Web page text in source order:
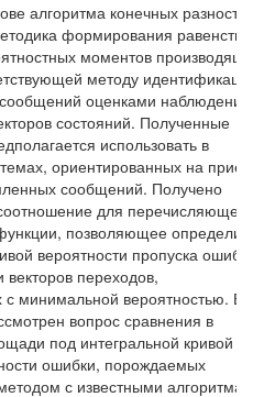
алгоритма конечных
формирования равенства
моментов
методу
оценками наблюдения
состояний. Полученные
использовать в
ориентированных на
сообщений. Получено
для перечисляющей
позволяющее
вероятности пропуска
переходов,
с минимальной вероятностью. В
вопрос сравнения в
под интегральной кривой
ошибки, порождаемых
с известными